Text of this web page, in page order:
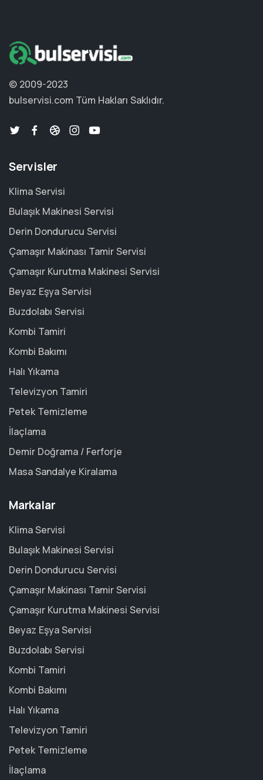
© 2009-2023
bulservisi.com Tüm Hakları Saklıdır.
Servisler
Klima Servisi
Bulaşık Makinesi Servisi
Derin Dondurucu Servisi
Çamaşır Makinası Tamir Servisi
Çamaşır Kurutma Makinesi Servisi
Beyaz Eşya Servisi
Buzdolabı Servisi
Kombi Tamiri
Kombi Bakımı
Halı Yıkama
Televizyon Tamiri
Petek Temizleme
İlaçlama
Demir Doğrama / Ferforje
Masa Sandalye Kiralama
Markalar
Klima Servisi
Bulaşık Makinesi Servisi
Derin Dondurucu Servisi
Çamaşır Makinası Tamir Servisi
Çamaşır Kurutma Makinesi Servisi
Beyaz Eşya Servisi
Buzdolabı Servisi
Kombi Tamiri
Kombi Bakımı
Halı Yıkama
Televizyon Tamiri
Petek Temizleme
İlaçlama